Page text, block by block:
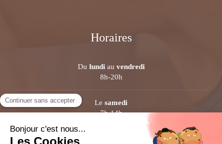
Horaires
Du lundiau vendredi
8h-20h
Le samedi
7h-14h